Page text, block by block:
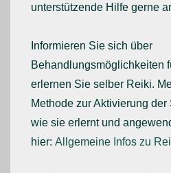
unterstützende Hilfe gerne
Informieren Sie sich über
Behandlungsmöglichkeiten
erlernen Sie selber Reiki.
Methode zur Aktivierung
wie sie erlernt und
hier: Allgemeine Infos zu